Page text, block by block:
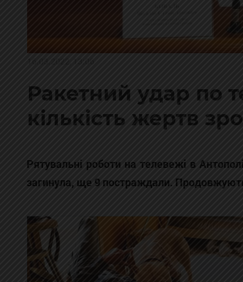
Ракетний удар по
кількість жертв
Рятувальні роботи на телевежі в
загинула, ще 9 постраждали.